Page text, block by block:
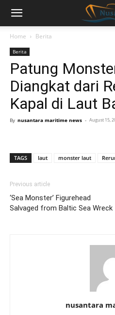
Home Berita
Berita
Patung
Diangkat dari
Kapal di Laut
By nusantara maritime news - August 15,
TAGS laut monster laut
Previous article
‘Sea Monster’ Figurehead
Salvaged from Baltic Sea Wreck
nusantara